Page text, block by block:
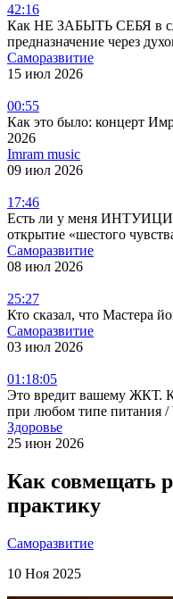
42:16
Как НЕ ЗАБЫТЬ СЕБЯ в
предназначение через
Саморазвитие
15 июл 2026
00:55
Как это было: концерт
2026
Imram music
09 июл 2026
17:46
Есть ли у меня
открытие «шестого
Саморазвитие
08 июл 2026
25:27
Кто сказал, что Мастера
Саморазвитие
03 июл 2026
01:18:05
Это вредит вашему ЖКТ.
при любом типе питания /
Здоровье
25 июн 2026
Как совмещать
практику
Саморазвитие
10 Ноя 2025